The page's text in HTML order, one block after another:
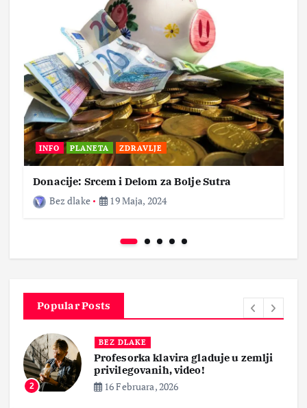
INFO PLANETA ZDRAVLJE
Donacije: Srcem i Delom za Bolje Sutra
Bez dlake
19 Maja, 2024
Popular Posts
2
BEZ DLAKE
Profesorka klavira gladuje u zemlji
privilegovanih, video!
16 Februara, 2026